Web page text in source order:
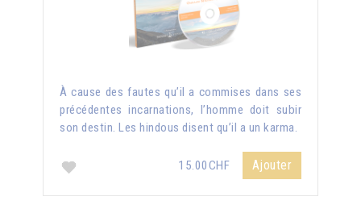
À cause des fautes qu’il a commises dans ses
précédentes incarnations, l’homme doit subir
son destin. Les hindous disent qu’il a un karma.
15.00CHF Ajouter